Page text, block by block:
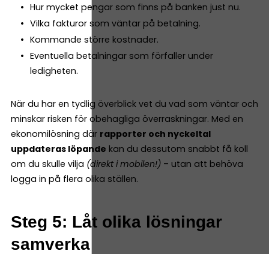
Hur mycket pengar som finns på banken just nu.
Vilka fakturor som väntar på betalning.
Kommande större kostnader.
Eventuella betalningar som förfaller under
ledigheten.
När du har en tydlig överblick vet du vad som väntar och
minskar risken för obehagliga överraskningar. Med en
ekonomilösning där rapporter och nyckeltal
uppdateras löpande kan du dessutom snabbt få koll
om du skulle vilja (direkt i mobilen!) – utan att behöva
logga in på flera olika ställen.
Steg 5: Låt olika lösningar
samverka